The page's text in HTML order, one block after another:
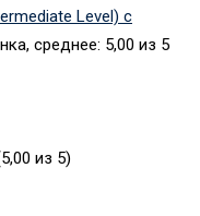
Level) с
из 5)